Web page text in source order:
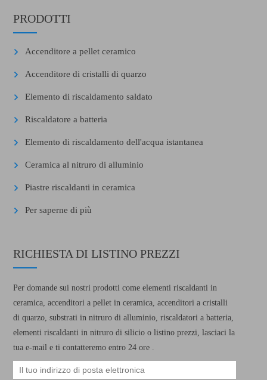
PRODOTTI
Accenditore a pellet ceramico
Accenditore di cristalli di quarzo
Elemento di riscaldamento saldato
Riscaldatore a batteria
Elemento di riscaldamento dell'acqua istantanea
Ceramica al nitruro di alluminio
Piastre riscaldanti in ceramica
Per saperne di più
RICHIESTA DI LISTINO PREZZI
Per domande sui nostri prodotti come elementi riscaldanti in
ceramica, accenditori a pellet in ceramica, accenditori a cristalli
di quarzo, substrati in nitruro di alluminio, riscaldatori a batteria,
elementi riscaldanti in nitruro di silicio o listino prezzi, lasciaci la
tua e-mail e ti contatteremo entro 24 ore .